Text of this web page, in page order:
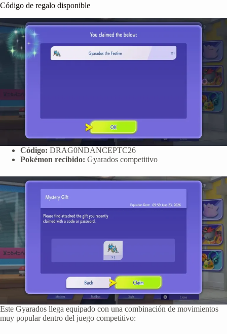
Código de regalo disponible
Código: DRAG0NDANCEPTC26
Pokémon recibido: Gyarados competitivo
Este Gyarados llega equipado con una combinación de movimientos
muy popular dentro del juego competitivo: